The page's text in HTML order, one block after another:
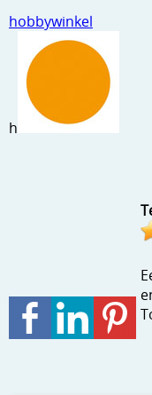
Stempels en zo
Template, mask,
Wat nog, een
hobbywinkel
h